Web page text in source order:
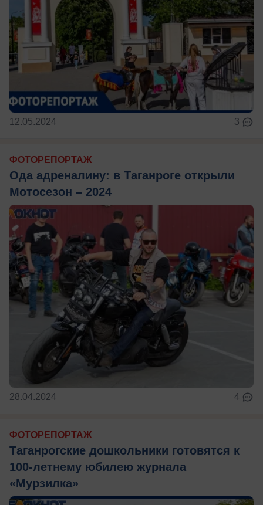
12.05.2024 3
ФОТОРЕПОРТАЖ
Ода адреналину: в Таганроге открыли
Мотосезон – 2024
28.04.2024 4
ФОТОРЕПОРТАЖ
Таганрогские дошкольники готовятся к
100-летнему юбилею журнала
«Мурзилка»